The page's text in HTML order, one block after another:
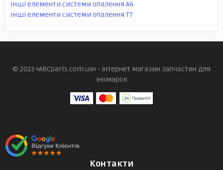
Інші елементи системи опалення A4
Інші елементи системи опалення TT
© 2023 «ABCparts.com.ua» - інтернет магазин запчастин для
іномарок
Контакти